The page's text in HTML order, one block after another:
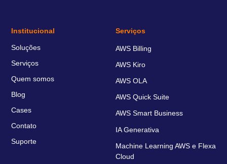
Institucional
Soluções
Serviços
Quem somos
Blog
Cases
Contato
Suporte
Serviços
AWS Billing
AWS Kiro
AWS OLA
AWS Quick Suite
AWS Smart Business
IA Generativa
Machine Learning AWS e Flexa
Cloud